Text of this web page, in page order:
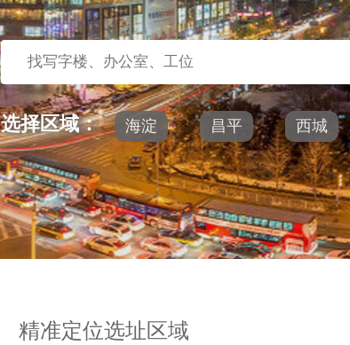
选择区域： 海淀 昌平 西城
精准定位选址区域